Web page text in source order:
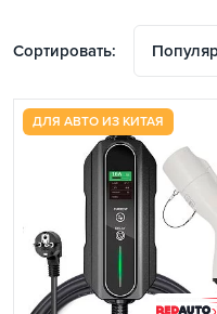
Сортировать:
ДЛЯ АВТО ИЗ КИТАЯ